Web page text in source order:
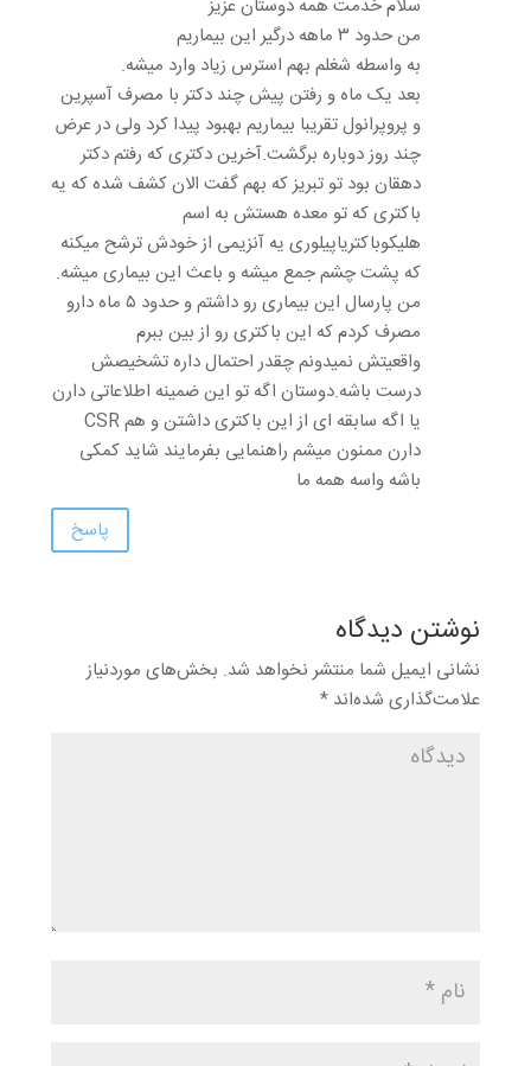
سلام خدمت همه دوستان عزیز
من حدود ۳ ماهه درگیر این بیماریم
به واسطه شغلم بهم استرس زیاد وارد میشه.
بعد یک ماه و رفتن پیش چند دکتر با مصرف آسپرین
و پروپرانول تقریبا بیماریم بهبود پیدا کرد ولی در عرض
چند روز دوباره برگشت.آخرین دکتری که رفتم دکتر
دهقان بود تو تبریز که بهم گفت الان کشف شده که یه
باکتری که تو معده هستش به اسم
هلیکوباکتریاپیلوری یه آنزیمی از خودش ترشح میکنه
که پشت چشم جمع میشه و باعث این بیماری میشه.
من پارسال این بیماری رو داشتم و حدود ۵ ماه دارو
مصرف کردم که این باکتری رو از بین ببرم
واقعیتش نمیدونم چقدر احتمال داره تشخیصش
درست باشه.دوستان اگه تو این ضمینه اطلاعاتی دارن
یا اگه سابقه ای از این باکتری داشتن و هم CSR
دارن ممنون میشم راهنمایی بفرمایند شاید کمکی
باشه واسه همه ما
پاسخ
نوشتن دیدگاه
نشانی ایمیل شما منتشر نخواهد شد. بخش‌های موردنیاز
علامت‌گذاری شده‌اند *